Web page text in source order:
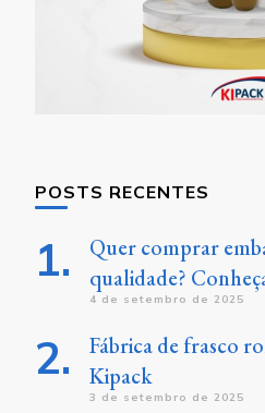
POSTS RECENTES
Quer comprar
qualidade?
4 de setembro de 2025
Fábrica de frasco
Kipack
3 de setembro de 2025